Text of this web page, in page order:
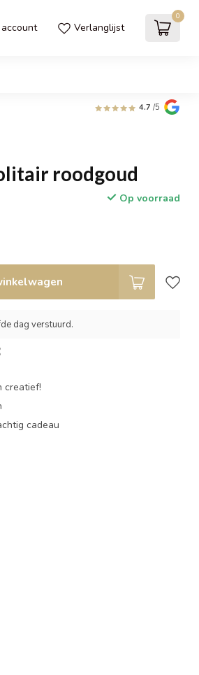
Verlanglijst
0
4.7 /5
roodgoud
Op voorraad
dag verstuurd.
creatief!
cadeau